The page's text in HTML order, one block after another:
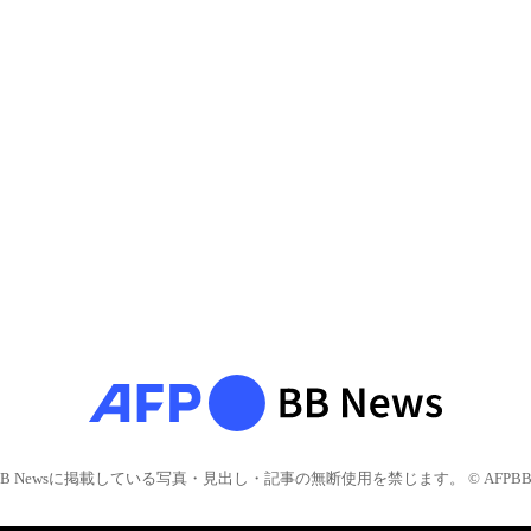
Newsに掲載している写真・見出し・記事の無断使用を禁じます。 © AFPBB